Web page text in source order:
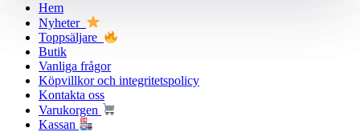
Hem
Nyheter
Toppsäljare
Butik
Vanliga frågor
Köpvillkor och integritetspolicy
Kontakta oss
Varukorgen
Kassan